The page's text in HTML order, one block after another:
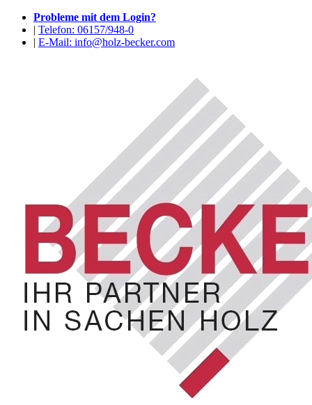
Probleme mit dem Login?
| Telefon: 06157/948-0
| E-Mail: info@holz-becker.com